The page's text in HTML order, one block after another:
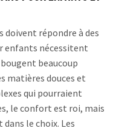
doivent répondre à des
enfants nécessitent
beaucoup
matières douces et
qui pourraient
le confort est roi, mais
le choix. Les